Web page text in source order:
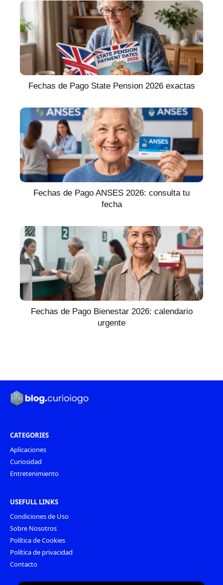
Fechas de Pago State Pension 2026 exactas
Fechas de Pago ANSES 2026: consulta tu
fecha
Fechas de Pago Bienestar 2026: calendario
urgente
CATEGORIES
Aplicaciones
Curiosidad
Entretenimiento
USEFULL LINKS
Condiciones de Uso
Sobre Nosotros
Política de Cookies
Política de privacidad
Contacto